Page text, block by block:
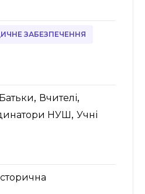
ЗАБЕЗПЕЧЕННЯ
Батьки, Вчителі,
НУШ, Учні